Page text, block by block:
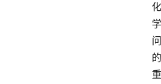
化
学
问
的
重